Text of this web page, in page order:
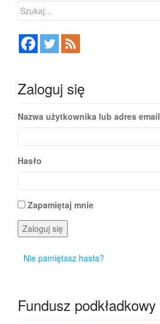
Szukaj:
Zaloguj się
Nazwa użytkownika lub adres email
Hasło
Zapamiętaj mnie
Zaloguj się
Nie pamiętasz hasła?
Fundusz podkładkowy